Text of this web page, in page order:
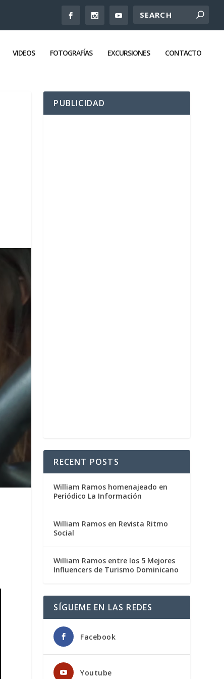
VIDEOS FOTOGRAFÍAS EXCURSIONES CONTACTO
PUBLICIDAD
RECENT POSTS
William Ramos homenajeado en
Periódico La Información
William Ramos en Revista Ritmo
Social
William Ramos entre los 5 Mejores
Influencers de Turismo Dominicano
SÍGUEME EN LAS REDES
Facebook
Youtube